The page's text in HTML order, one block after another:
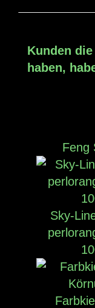
Kunden
haben,
Feng
Sky-